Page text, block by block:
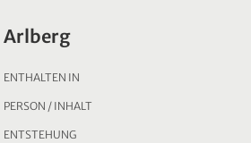
Arlberg
ENTHALTEN IN
PERSON / INHALT
ENTSTEHUNG